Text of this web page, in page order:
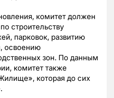
комитет должен
строительству
парковок, развитию
освоению
зон. По данным
комитет также
которая до сих